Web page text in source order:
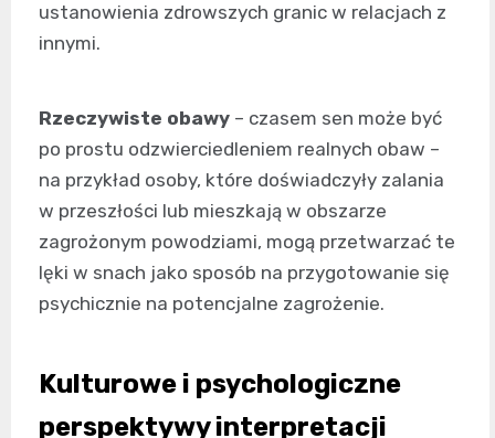
ustanowienia zdrowszych granic w relacjach z
innymi.
Rzeczywiste obawy – czasem sen może być
po prostu odzwierciedleniem realnych obaw –
na przykład osoby, które doświadczyły zalania
w przeszłości lub mieszkają w obszarze
zagrożonym powodziami, mogą przetwarzać te
lęki w snach jako sposób na przygotowanie się
psychicznie na potencjalne zagrożenie.
Kulturowe i psychologiczne
perspektywy interpretacji